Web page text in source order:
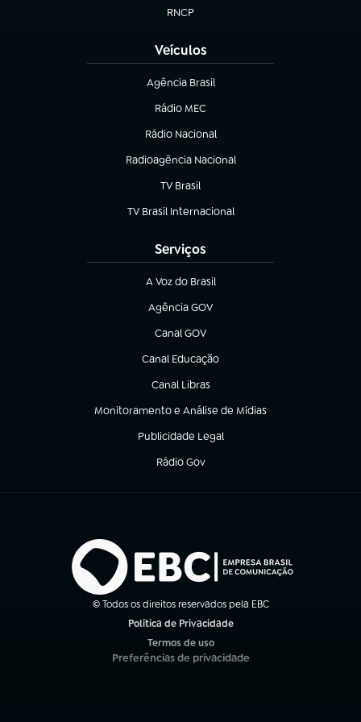
RNCP
(abre em nova aba)
Veículos
Agência Brasil
(abre em nova aba)
Rádio MEC
(abre em nova aba)
Rádio Nacional
Radioagência Nacional
(abre em nova aba)
TV Brasil
(abre em nova aba)
TV Brasil Internacional
(abre em nova aba)
Serviços
A Voz do Brasil
(abre em nova aba)
Agência GOV
(abre em nova aba)
Canal GOV
(abre em nova aba)
Canal Educação
(abre em nova aba)
Canal Libras
(abre em nova aba)
Monitoramento e Análise de Mídias
(abre em nova aba)
Publicidade Legal
(abre em nova aba)
Rádio Gov
(abre em nova aba)
© Todos os direitos reservados pela EBC
Política de Privacidade
Termos de uso
(abre em nova aba)
Preferências de privacidade